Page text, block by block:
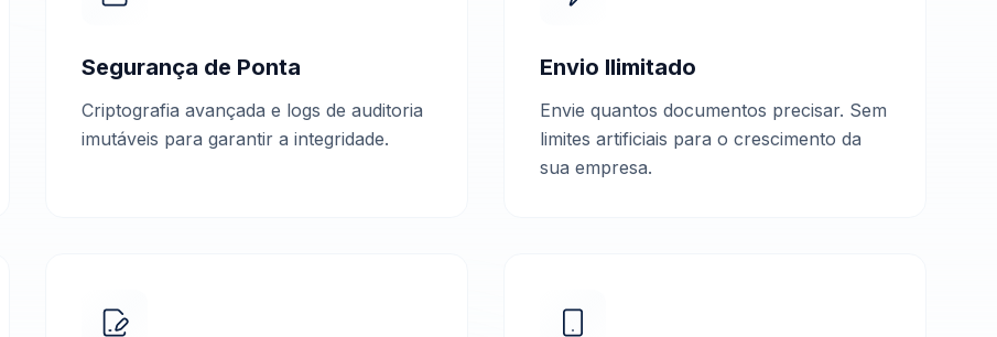
Segurança de Ponta
Criptografia avançada e logs de auditoria
imutáveis para garantir a integridade.
Envio Ilimitado
Envie quantos documentos precisar. Sem
limites artificiais para o crescimento da
sua empresa.